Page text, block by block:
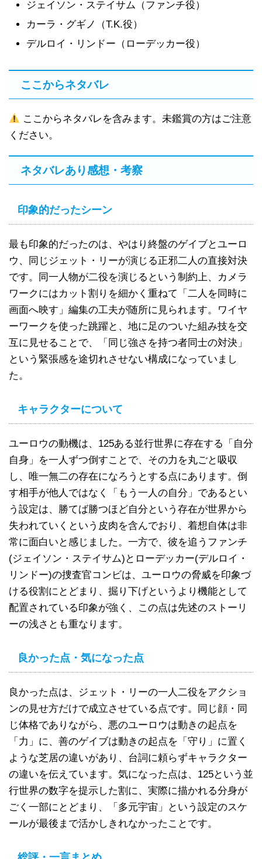
ジェイソン・ステイサム（ファンチ役）
カーラ・グギノ（T.K.役）
デルロイ・リンドー（ローデッカー役）
ここからネタバレ
ここからネタバレを含みます。未鑑賞の方はご注意
ください。
ネタバレあり感想・考察
印象的だったシーン
最も印象的だったのは、やはり終盤のゲイブとユーロ
ウ、同じジェット・リーが演じる正邪二人の直接対決
です。同一人物が二役を演じるという制約上、カメラ
ワークにはカット割りを細かく重ねて「二人を同時に
画面へ映す」編集の工夫が随所に見られます。ワイヤ
ーワークを使った跳躍と、地に足のついた組み技を交
互に見せることで、「同じ強さを持つ者同士の対決」
という緊張感を途切れさせない構成になっていまし
た。
キャラクターについて
ユーロウの動機は、125ある並行世界に存在する「自分
自身」を一人ずつ倒すことで、その力を丸ごと吸収
し、唯一無二の存在になろうとする点にあります。倒
す相手が他人ではなく「もう一人の自分」であるとい
う設定は、勝てば勝つほど自分という存在が世界から
失われていくという皮肉を含んでおり、着想自体は非
常に面白いと感じました。一方で、彼を追うファンチ
(ジェイソン・ステイサム)とローデッカー(デルロイ・
リンドー)の捜査官コンビは、ユーロウの脅威を印象づ
ける役割にとどまり、掘り下げというより機能として
配置されている印象が強く、この点は先述のストーリ
ーの浅さとも重なります。
良かった点・気になった点
良かった点は、ジェット・リーの一人二役をアクショ
ンの見せ方だけで成立させている点です。同じ顔・同
じ体格でありながら、悪のユーロウは動きの起点を
「力」に、善のゲイブは動きの起点を「守り」に置く
ような芝居の違いがあり、台詞に頼らずキャラクター
の違いを伝えています。気になった点は、125という並
行世界の数字を提示した割に、実際に描かれる分身が
ごく一部にとどまり、「多元宇宙」という設定のスケ
ールが最後まで活かしきれなかったことです。